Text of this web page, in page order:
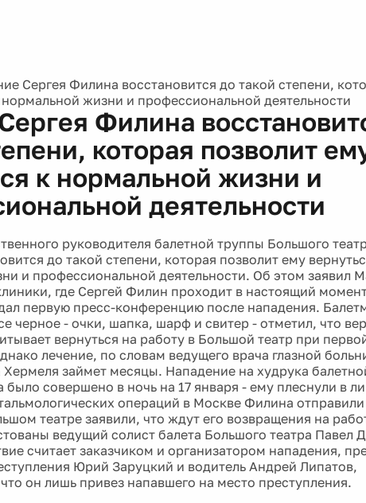
Сергея Филина восстановится до такой степени,
нормальной жизни и профессиональной деятельности
Филина
которая позволит
к нормальной жизни и
деятельности
руководителя балетной труппы Большого
до такой степени, которая позволит ему
и профессиональной деятельности. Об этом заявил
где Сергей Филин проходит в настоящий
первую пресс-конференцию после нападения.
черное - очки, шапка, шарф и свитер - отметил, что
вернуться на работу в Большой театр при
лечение, по словам ведущего врача глазной
займет месяцы. Нападение на худрука
было совершено в ночь на 17 января - ему плеснули в
операций в Москве Филина отправили
театре заявили, что ждут его возвращения на
ведущий солист балета Большого театра Павел
считает заказчиком и организатором нападения,
Юрий Заруцкий и водитель Андрей Липатов,
он лишь привез напавшего на место преступления.